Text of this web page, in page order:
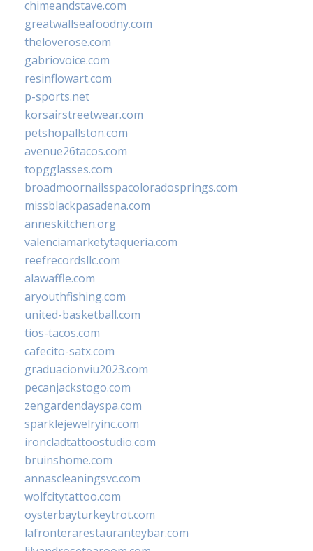
chimeandstave.com
greatwallseafoodny.com
theloverose.com
gabriovoice.com
resinflowart.com
p-sports.net
korsairstreetwear.com
petshopallston.com
avenue26tacos.com
topgglasses.com
broadmoornailsspacoloradosprings.com
missblackpasadena.com
anneskitchen.org
valenciamarketytaqueria.com
reefrecordsllc.com
alawaffle.com
aryouthfishing.com
united-basketball.com
tios-tacos.com
cafecito-satx.com
graduacionviu2023.com
pecanjackstogo.com
zengardendayspa.com
sparklejewelryinc.com
ironcladtattoostudio.com
bruinshome.com
annascleaningsvc.com
wolfcitytattoo.com
oysterbayturkeytrot.com
lafronterarestauranteybar.com